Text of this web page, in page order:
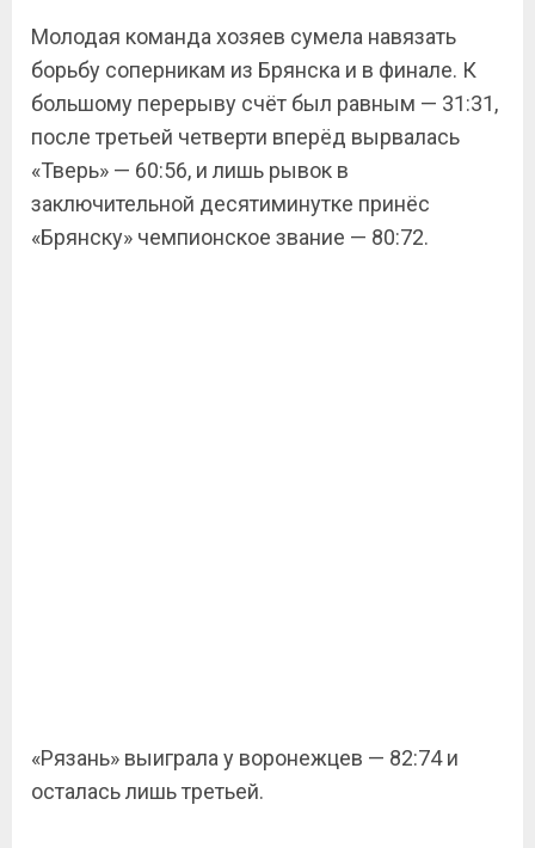
Молодая команда хозяев сумела навязать
борьбу соперникам из Брянска и в финале. К
большому перерыву счёт был равным — 31:31,
после третьей четверти вперёд вырвалась
«Тверь» — 60:56, и лишь рывок в
заключительной десятиминутке принёс
«Брянску» чемпионское звание — 80:72.
«Рязань» выиграла у воронежцев — 82:74 и
осталась лишь третьей.